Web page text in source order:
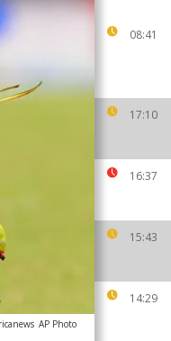
08:41
17:10
16:37
15:43
14:29
AP Photo